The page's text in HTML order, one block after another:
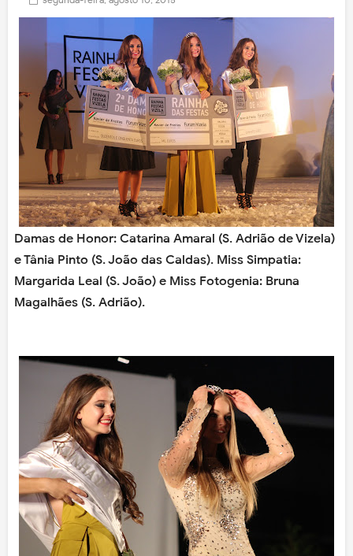
Damas de Honor: Catarina Amaral (S. Adrião de Vizela)
e Tânia Pinto (S. João das Caldas). Miss Simpatia:
Margarida Leal (S. João) e Miss Fotogenia: Bruna
Magalhães (S. Adrião).